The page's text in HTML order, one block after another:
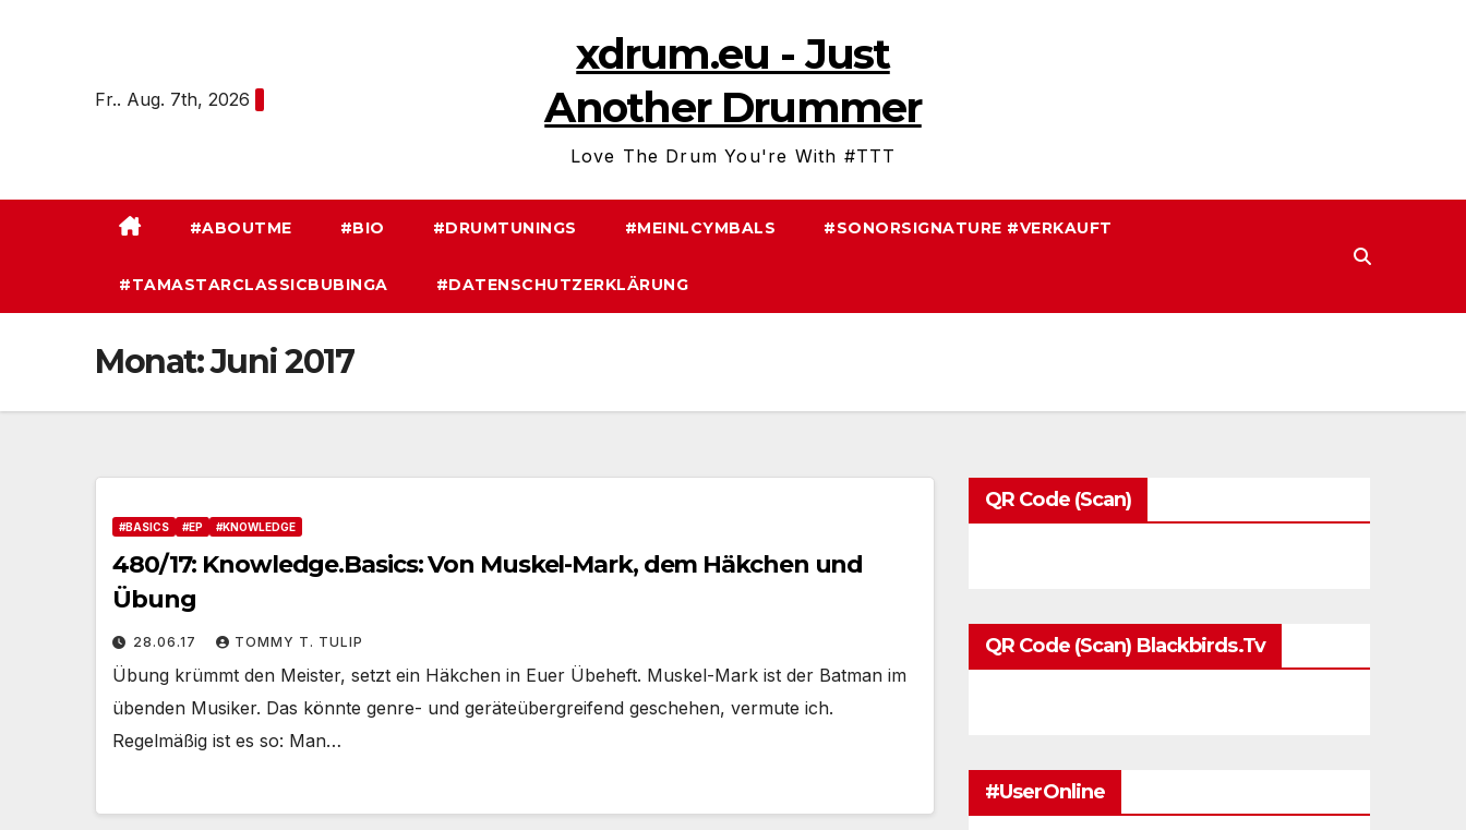
Fr.. Aug. 7th, 2026
xdrum.eu - Just
Another Drummer
Love The Drum You're With #TTT
#ABOUTME #BIO #DRUMTUNINGS #MEINLCYMBALS #SONORSIGNATURE #VERKAUFT
#TAMASTARCLASSICBUBINGA #DATENSCHUTZERKLÄRUNG
Monat:Juni 2017
#BASICS #EP #KNOWLEDGE
480/17: Knowledge.Basics: Von Muskel-Mark, dem Häkchen und
Übung
28.06.17 TOMMY T. TULIP
Übung krümmt den Meister, setzt ein Häkchen in Euer Übeheft. Muskel-Mark ist der Batman im
übenden Musiker. Das könnte genre- und geräteübergreifend geschehen, vermute ich.
Regelmäßig ist es so: Man…
QR Code (Scan)
QR Code (Scan) Blackbirds.tv
#UserOnline